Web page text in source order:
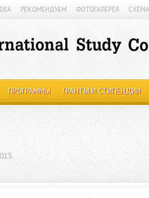
РЕКОМЕНДУЕМ ФОТОГАЛЕРЕЯ
ПРОГРАММЫ ГРАНТЫ И СТИПЕНДИИ